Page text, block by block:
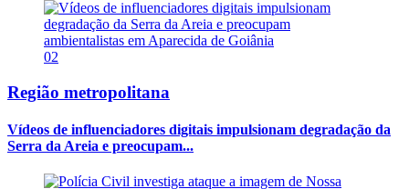
02
Região metropolitana
Vídeos de influenciadores digitais impulsionam degradação da
Serra da Areia e preocupam...